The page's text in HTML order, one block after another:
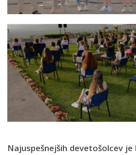
Najuspešnejših devetošolcev